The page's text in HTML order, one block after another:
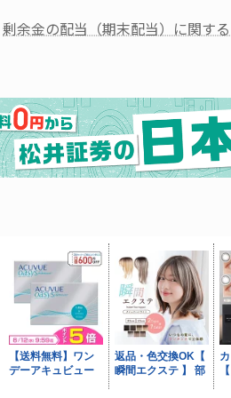
剰余金の配当（期末配当）に関す